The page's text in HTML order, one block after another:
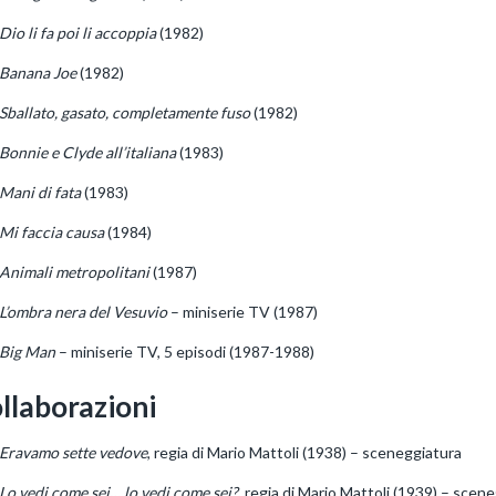
Dio li fa poi li accoppia(1982)
Banana Joe(1982)
Sballato, gasato, completamente fuso(1982)
Bonnie e Clyde all’italiana(1983)
Mani di fata(1983)
Mi faccia causa(1984)
Animali metropolitani(1987)
L’ombra nera del Vesuvio– miniserie TV (1987)
Big Man– miniserie TV, 5 episodi (1987-1988)
Eravamo sette vedove, regia di Mario Mattoli (1938) – sceneggiatura
Lo vedi come sei… lo vedi come sei?, regia di Mario Mattoli (1939) –